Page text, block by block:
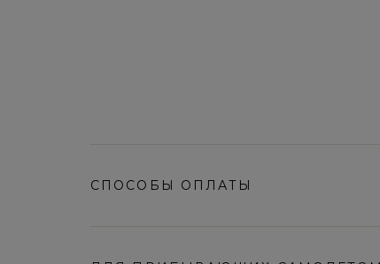
СПОСОБЫ ОПЛАТЫ